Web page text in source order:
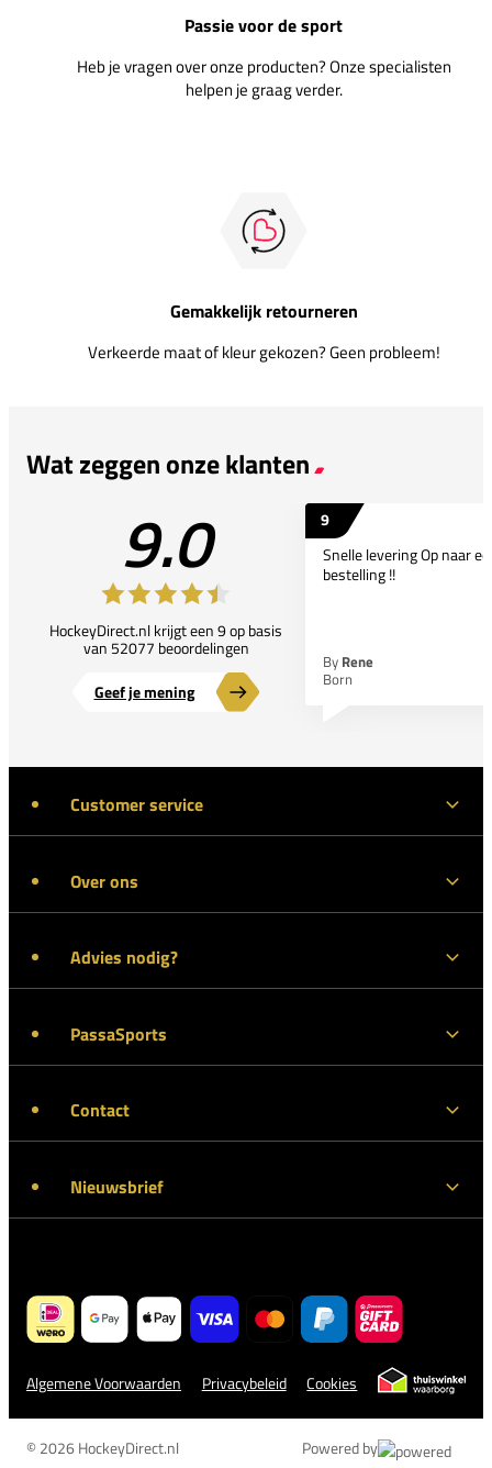
Passie voor de sport
Heb je vragen over onze producten? Onze specialisten
helpen je graag verder.
Gemakkelijk retourneren
Verkeerde maat of kleur gekozen? Geen probleem!
Wat zeggen onze klanten
9.0
HockeyDirect.nl krijgt een 9 op basis
van 52077 beoordelingen
Geef je mening
9
Snelle levering Op naar
bestelling !!
By Rene
Born
Customer service
Over ons
Advies nodig?
PassaSports
Contact
Nieuwsbrief
Algemene Voorwaarden Privacybeleid Cookies
© 2026 HockeyDirect.nl Powered by